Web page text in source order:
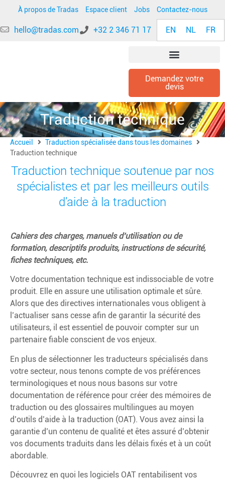
À propos de Tradas Espace client Jobs Contactez-nous
hello@tradas.com +32 2 346 71 17 EN NL FR
Demandez votre
devis
Traduction technique
Accueil
Traduction spécialisée dans tous les domaines
Traduction technique
Traduction technique soutenue par nos
spécialistes et par les meilleurs outils
d’aide à la traduction
Cahiers des charges, manuels d’utilisation ou de
formation, descriptifs produits, instructions de sécurité,
fiches techniques, etc.
Votre documentation technique est indissociable de votre
produit. Elle en assure une utilisation optimale et sûre.
Alors que des directives internationales vous obligent à
l’actualiser sans cesse afin de garantir la sécurité des
utilisateurs, il est essentiel de pouvoir compter sur un
partenaire fiable conscient de vos enjeux.
En plus de sélectionner les traducteurs spécialisés dans
votre secteur, nous tenons compte de vos préférences
terminologiques et nous nous basons sur votre
documentation de référence pour créer des mémoires de
traduction ou des glossaires multilingues au moyen
d’outils d’aide à la traduction (OAT). Vous avez ainsi la
garantie d’un contenu de qualité et êtes assuré d’obtenir
vos documents traduits dans les délais fixés et à un coût
abordable.
Découvrez en quoi les logiciels OAT rentabilisent vos